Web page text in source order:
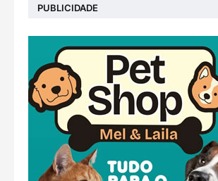
PUBLICIDADE